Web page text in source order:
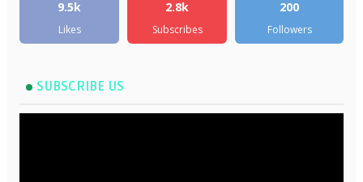
9.5k
Likes
2.8k
Subscribes
200
Followers
SUBSCRIBE US